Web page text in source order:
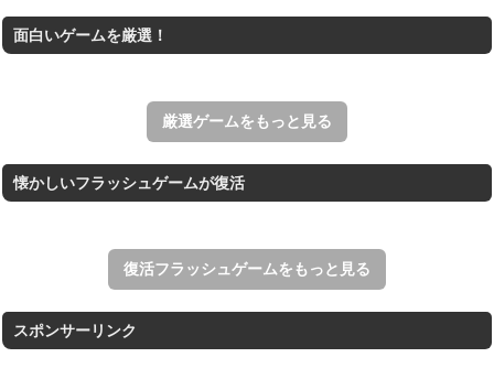
ホールを巨大に育成する落とし穴ゲーム。
王国を構築していく放置系のシミュレーションゲーム。
面白いゲームを厳選！
厳選ゲームをもっと見る
懐かしいフラッシュゲームが復活
復活フラッシュゲームをもっと見る
スポンサーリンク